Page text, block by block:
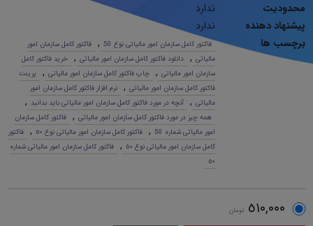
محدودیت
ندارد
پیشنهاد دهنده
ندارد
برچسب ها
فاکتور کامل سازمان امور مالیاتی نوع 50 ,
فاکتور کامل سازمان امور
مالیاتی , دانلود فاکتور کامل سازمان امور مالیاتی ,
خرید فاکتور کامل
سازمان امور مالیاتی , چاپ فاکتور کامل سازمان امور مالیاتی ,
پرینت
فاکتور کامل سازمان امور مالیاتی ,
نرم افزار فاکتور کامل سازمان امور
مالیاتی , آنچه در مورد فاکتور کامل سازمان امور مالیاتی باید بدانید ,
همه چیز در مورد فاکتور کامل سازمان امور مالیاتی ,
فاکتور کامل سازمان
امور مالیاتی شماره 50
, فاکتور کامل سازمان امور مالیاتی نوع ٥٠ ,
فاکتور
کامل سازمان امور مالیاتی نوع ٥٠
,
فاکتور کامل سازمان امور مالیاتی شماره
٥٠
٥١٠,٠٠٠ تومان